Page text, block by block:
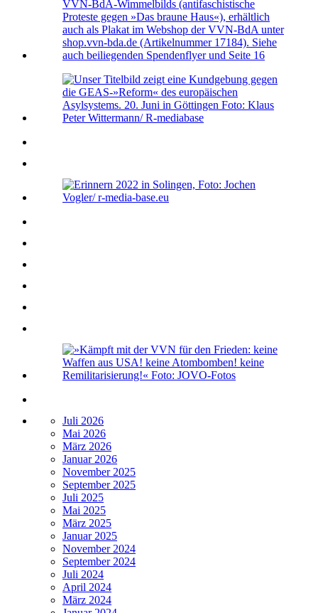
Juli 2026
Mai 2026
März 2026
Januar 2026
November 2025
September 2025
Juli 2025
Mai 2025
März 2025
Januar 2025
November 2024
September 2024
Juli 2024
April 2024
März 2024